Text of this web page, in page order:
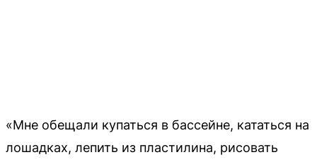
«Мне обещали купаться в бассейне, кататься на
лошадках, лепить из пластилина, рисовать